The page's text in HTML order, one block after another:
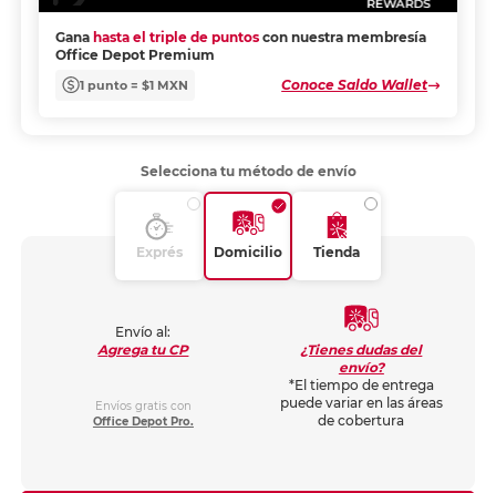
Gana hasta el triple de puntos con nuestra membresía
Office Depot Premium
1 punto = $1 MXN Conoce Saldo Wallet
Selecciona tu método de envío
Exprés Domicilio Tienda
Envío al:
Agrega tu CP
Envíos gratis con
Office Depot Pro.
¿Tienes dudas del
envío?
*El tiempo de entrega
puede variar en las áreas
de cobertura